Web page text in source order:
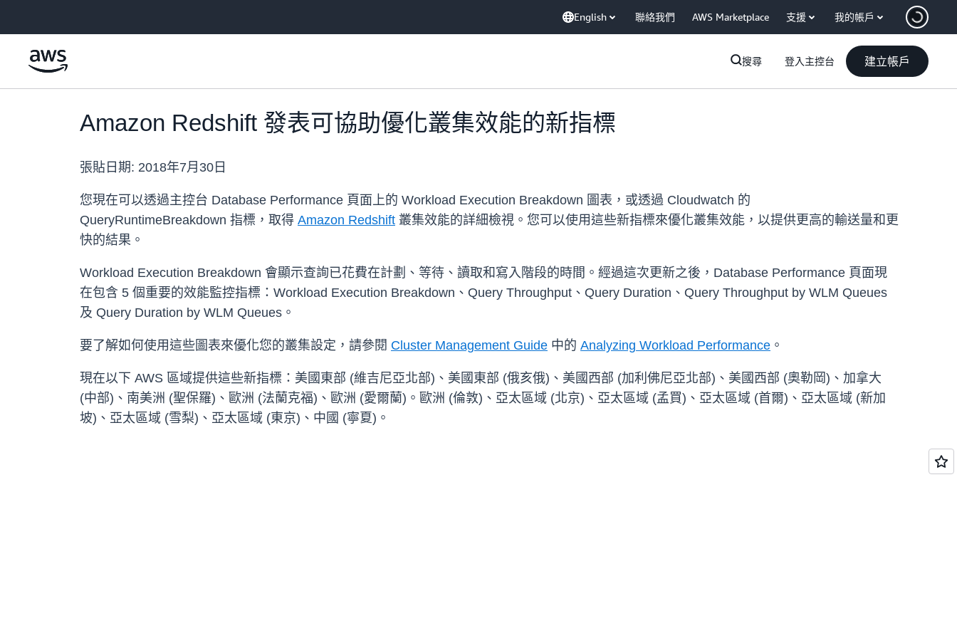
English 聯絡我們 AWS Marketplace 支援 我的帳戶
搜尋 登入主控台 建立帳戶
Amazon Redshift 發表可協助優化叢集效能的新指標
張貼日期: 2018年7月30日
您現在可以透過主控台 Database Performance 頁面上的 Workload Execution Breakdown 圖表，或透過 Cloudwatch 的
QueryRuntimeBreakdown 指標，取得 Amazon Redshift 叢集效能的詳細檢視。您可以使用這些新指標來優化叢集效能，以提供更高的輸送量和更
快的結果。
Workload Execution Breakdown 會顯示查詢已花費在計劃、等待、讀取和寫入階段的時間。經過這次更新之後，Database Performance 頁面現
在包含 5 個重要的效能監控指標：Workload Execution Breakdown、Query Throughput、Query Duration、Query Throughput by WLM Queues
及 Query Duration by WLM Queues。
要了解如何使用這些圖表來優化您的叢集設定，請參閱 Cluster Management Guide 中的 Analyzing Workload Performance 。
現在以下 AWS 區域提供這些新指標：美國東部 (維吉尼亞北部)、美國東部 (俄亥俄)、美國西部 (加利佛尼亞北部)、美國西部 (奧勒岡)、加拿大
(中部)、南美洲 (聖保羅)、歐洲 (法蘭克福)、歐洲 (愛爾蘭)。歐洲 (倫敦)、亞太區域 (北京)、亞太區域 (孟買)、亞太區域 (首爾)、亞太區域 (新加
坡)、亞太區域 (雪梨)、亞太區域 (東京)、中國 (寧夏)。